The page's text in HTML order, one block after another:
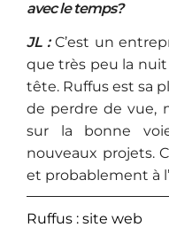
avec le temps?
JL : C’est un
que très peu la
tête. Ruffus est sa
de perdre de vue,
sur la bonne
nouveaux projets.
et probablement à
Ruffus : site web